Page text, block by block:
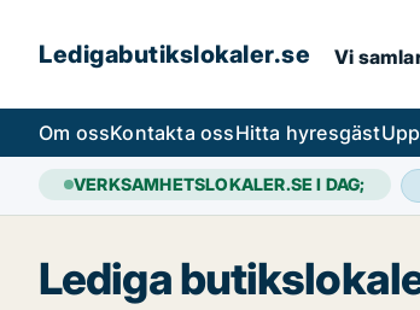
Ledigabutikslokaler.se Vi
Om ossKontakta ossHitta hyresgäst
VERKSAMHETSLOKALER.SE I DAG;
Lediga